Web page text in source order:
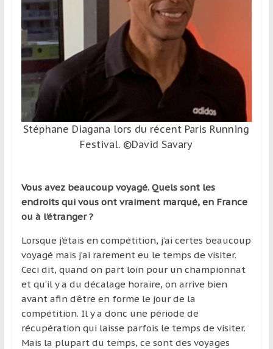
profitant
de
découverte
culturelle
d’un
pays
Stéphane Diagana lors du récent Paris Running
Festival. ©David Savary
Vous avez beaucoup voyagé. Quels sont les
endroits qui vous ont vraiment marqué, en France
ou à l’étranger ?
Lorsque j’étais en compétition, j’ai certes beaucoup
voyagé mais j’ai rarement eu le temps de visiter.
Ceci dit, quand on part loin pour un championnat
et qu’il y a du décalage horaire, on arrive bien
avant afin d’être en forme le jour de la
compétition. Il y a donc une période de
récupération qui laisse parfois le temps de visiter.
Mais la plupart du temps, ce sont des voyages